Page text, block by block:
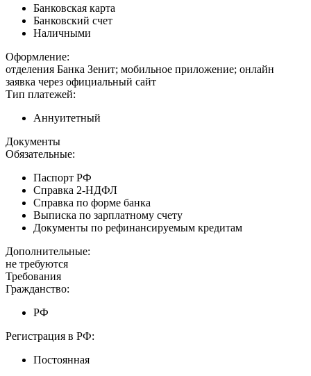
Банковская карта
Банковский счет
Наличными
Оформление:
отделения Банка Зенит; мобильное приложение; онлайн
заявка через официальный сайт
Тип платежей:
Аннуитетный
Документы
Обязательные:
Паспорт РФ
Справка 2-НДФЛ
Справка по форме банка
Выписка по зарплатному счету
Документы по рефинансируемым кредитам
Дополнительные:
не требуются
Требования
Гражданство:
РФ
Регистрация в РФ:
Постоянная